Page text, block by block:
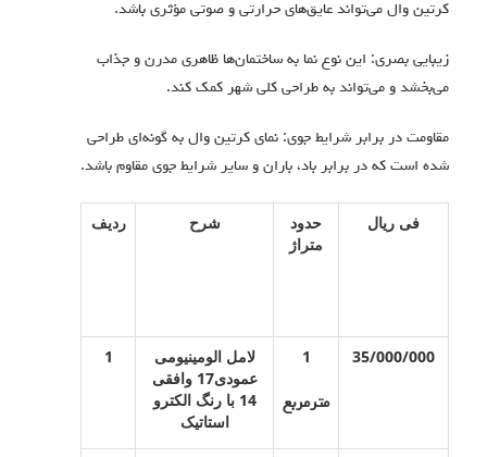
کرتین وال می‌تواند عایق‌های حرارتی و صوتی مؤثری باشد.
زیبایی بصری: این نوع نما به ساختمان‌ها ظاهری مدرن و جذاب
می‌بخشد و می‌تواند به طراحی کلی شهر کمک کند.
مقاومت در برابر شرایط جوی: نمای کرتین وال به گونه‌ای طراحی
شده است که در برابر باد، باران و سایر شرایط جوی مقاوم باشد.
فی ریال
حدود
متراژ
شرح ردیف
35/000/000
1
مترمربع
لامل الومینیومی
عمودی17 وافقی
14 با رنگ الکترو
استاتیک
1